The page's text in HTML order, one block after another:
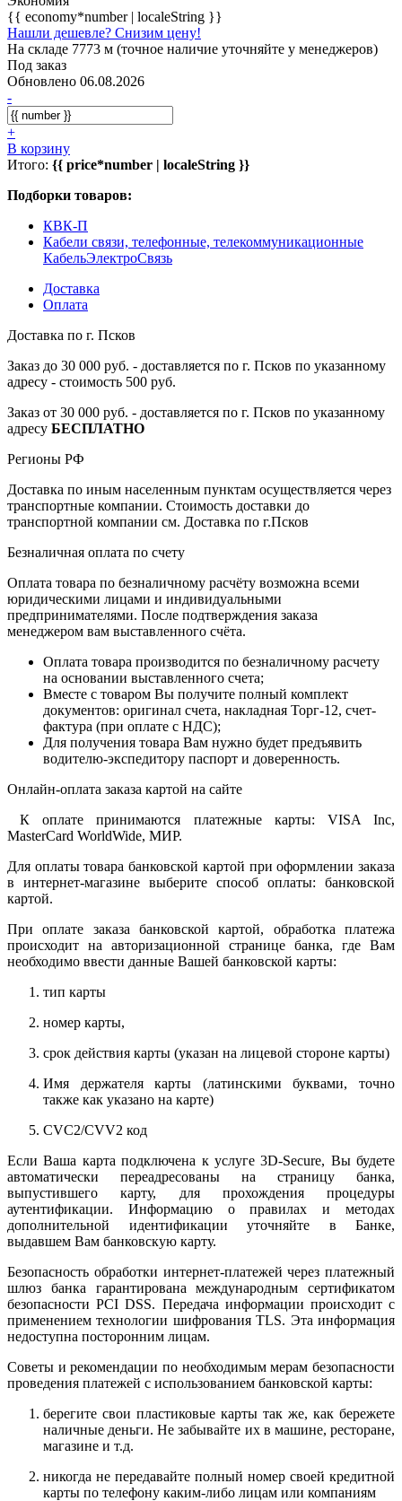
{{ economy*number | localeString }}
Нашли дешевле? Снизим цену!
На складе 7773 м (точное наличие уточняйте у менеджеров)
Под заказ
Обновлено 06.08.2026
-
+
В корзину
Итого: {{ price*number | localeString }}
Подборки товаров:
КВК-П
Кабели связи, телефонные, телекоммуникационные
КабельЭлектроСвязь
Доставка
Оплата
Доставка по г. Псков
Заказ до 30 000 руб. - доставляется по г. Псков по указанному
адресу - стоимость 500 руб.
Заказ от 30 000 руб. - доставляется по г. Псков по указанному
адресу БЕСПЛАТНО
Регионы РФ
Доставка по иным населенным пунктам осуществляется через
транспортные компании. Стоимость доставки до
транспортной компании см. Доставка по г.Псков
Безналичная оплата по счету
Оплата товара по безналичному расчёту возможна всеми
юридическими лицами и индивидуальными
предпринимателями. После подтверждения заказа
менеджером вам выставленного счёта.
Оплата товара производится по безналичному расчету
на основании выставленного счета;
Вместе с товаром Вы получите полный комплект
документов: оригинал счета, накладная Торг-12, счет-
фактура (при оплате с НДС);
Для получения товара Вам нужно будет предъявить
водителю-экспедитору паспорт и доверенность.
Онлайн-оплата заказа картой на сайте
К оплате принимаются платежные карты: VISA Inc,
MasterCard WorldWide, МИР.
Для оплаты товара банковской картой при оформлении заказа
в интернет-магазине выберите способ оплаты: банковской
картой.
При оплате заказа банковской картой, обработка платежа
происходит на авторизационной странице банка, где Вам
необходимо ввести данные Вашей банковской карты:
тип карты
номер карты,
срок действия карты (указан на лицевой стороне карты)
Имя держателя карты (латинскими буквами, точно
также как указано на карте)
CVC2/CVV2 код
Если Ваша карта подключена к услуге 3D-Secure, Вы будете
автоматически переадресованы на страницу банка,
выпустившего карту, для прохождения процедуры
аутентификации. Информацию о правилах и методах
дополнительной идентификации уточняйте в Банке,
выдавшем Вам банковскую карту.
Безопасность обработки интернет-платежей через платежный
шлюз банка гарантирована международным сертификатом
безопасности PCI DSS. Передача информации происходит с
применением технологии шифрования TLS. Эта информация
недоступна посторонним лицам.
Советы и рекомендации по необходимым мерам безопасности
проведения платежей с использованием банковской карты:
берегите свои пластиковые карты так же, как бережете
наличные деньги. Не забывайте их в машине, ресторане,
магазине и т.д.
никогда не передавайте полный номер своей кредитной
карты по телефону каким-либо лицам или компаниям